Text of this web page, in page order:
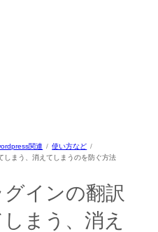
関連
使い方など
しまう、消えてしまうのを防ぐ方法
インの翻訳
まう、消え